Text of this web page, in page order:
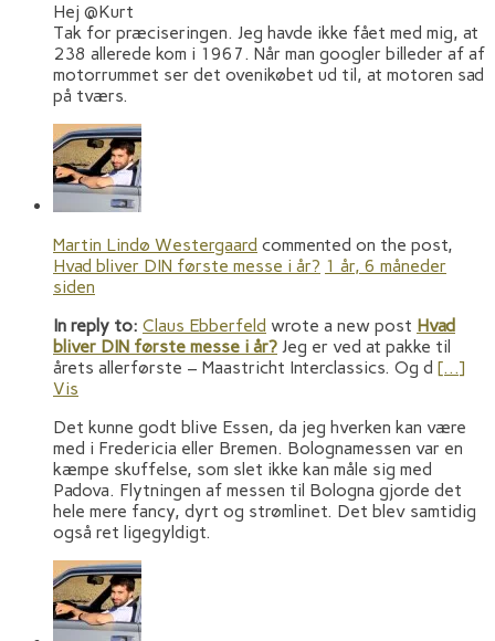
Hej @Kurt
Tak for præciseringen. Jeg havde ikke fået med mig, at
238 allerede kom i 1967. Når man googler billeder af af
motorrummet ser det ovenikøbet ud til, at motoren sad
på tværs.
Martin Lindø Westergaard commented on the post,
Hvad bliver DIN første messe i år? 1 år, 6 måneder
siden
In reply to: Claus Ebberfeld wrote a new post Hvad
bliver DIN første messe i år? Jeg er ved at pakke til
årets allerførste – Maastricht Interclassics. Og d […]
Vis
Det kunne godt blive Essen, da jeg hverken kan være
med i Fredericia eller Bremen. Bolognamessen var en
kæmpe skuffelse, som slet ikke kan måle sig med
Padova. Flytningen af messen til Bologna gjorde det
hele mere fancy, dyrt og strømlinet. Det blev samtidig
også ret ligegyldigt.